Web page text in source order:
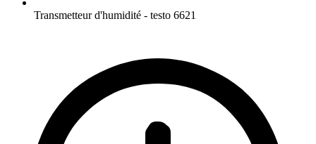
Transmetteur d'humidité - testo 6621